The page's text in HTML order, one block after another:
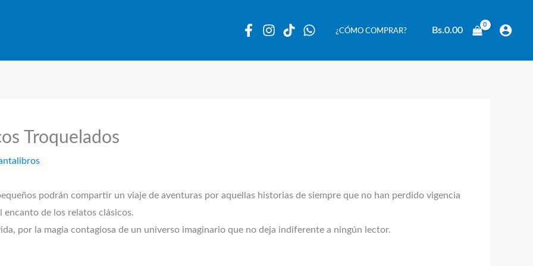
¿CÓMO COMPRAR? Bs.0.00
Troquelados
podrán compartir un viaje de aventuras por aquellas historias de siempre que no han perdido vigencia
encanto de los relatos clásicos.
por la magia contagiosa de un universo imaginario que no deja indiferente a ningún lector.